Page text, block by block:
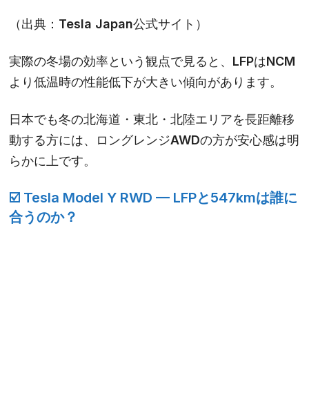
（出典：Tesla Japan公式サイト）
実際の冬場の効率という観点で見ると、LFPはNCM
より低温時の性能低下が大きい傾向があります。
日本でも冬の北海道・東北・北陸エリアを長距離移
動する方には、ロングレンジAWDの方が安心感は明
らかに上です。
☑️ Tesla Model Y RWD — LFPと547kmは誰に
合うのか？